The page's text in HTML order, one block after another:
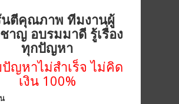
นตีคุณภาพ ทีมงานผู้
าญ อบรมมาดี รู้เรื่อง
ทุกปัญหา
ญหาไม่สำเร็จ ไม่คิด
เงิน 100%